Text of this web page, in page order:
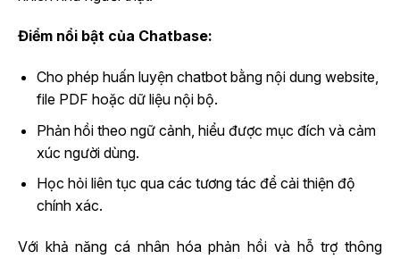
Điểm nổi bật của Chatbase:
Cho phép huấn luyện chatbot bằng nội dung website,
file PDF hoặc dữ liệu nội bộ.
Phản hồi theo ngữ cảnh, hiểu được mục đích và cảm
xúc người dùng.
Học hỏi liên tục qua các tương tác để cải thiện độ
chính xác.
Với khả năng cá nhân hóa phản hồi và hỗ trợ thông